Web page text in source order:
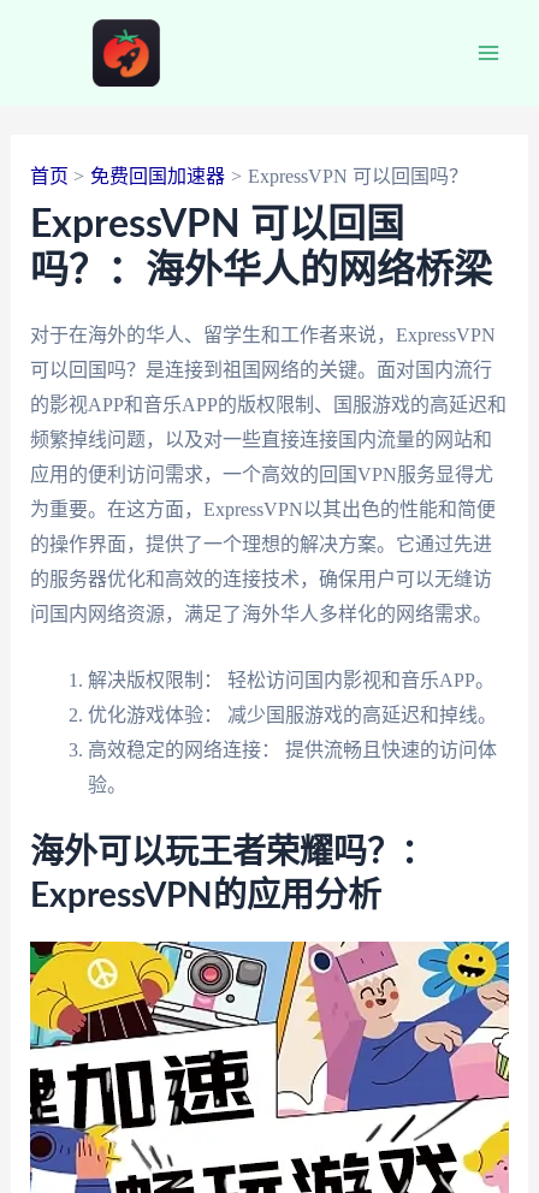
首页 免费回国加速器 ExpressVPN 可以回国吗？
ExpressVPN 可以回国
吗？：海外华人的网络桥梁
对于在海外的华人、留学生和工作者来说，ExpressVPN
可以回国吗？是连接到祖国网络的关键。面对国内流行
的影视APP和音乐APP的版权限制、国服游戏的高延迟和
频繁掉线问题，以及对一些直接连接国内流量的网站和
应用的便利访问需求，一个高效的回国VPN服务显得尤
为重要。在这方面，ExpressVPN以其出色的性能和简便
的操作界面，提供了一个理想的解决方案。它通过先进
的服务器优化和高效的连接技术，确保用户可以无缝访
问国内网络资源，满足了海外华人多样化的网络需求。
解决版权限制： 轻松访问国内影视和音乐APP。
优化游戏体验： 减少国服游戏的高延迟和掉线。
高效稳定的网络连接： 提供流畅且快速的访问体
验。
海外可以玩王者荣耀吗？：
ExpressVPN的应用分析